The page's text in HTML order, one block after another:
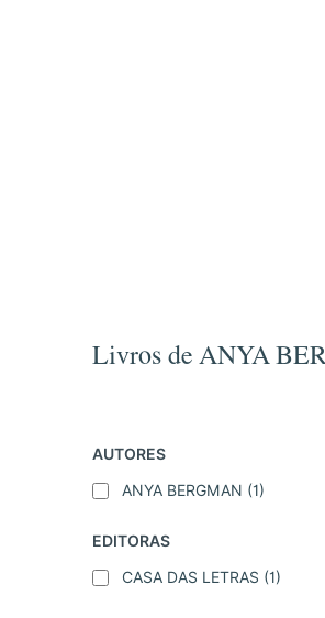
Livros de ANYA
AUTORES
ANYA BERGMAN (1)
EDITORAS
CASA DAS LETRAS (1)